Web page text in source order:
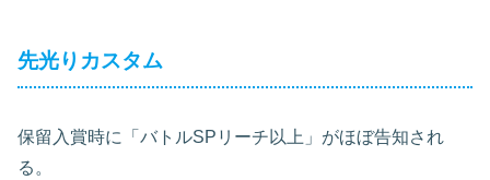
先光りカスタム
保留入賞時に「バトルSPリーチ以上」がほぼ告知され
る。